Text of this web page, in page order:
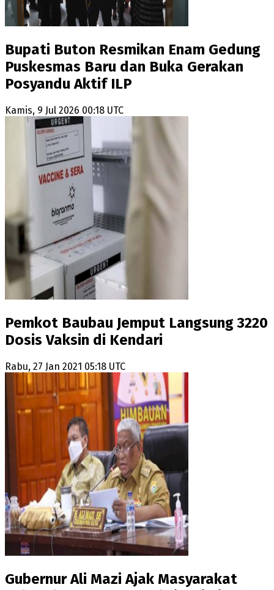
Bupati Buton Resmikan Enam Gedung
Puskesmas Baru dan Buka Gerakan
Posyandu Aktif ILP
Kamis, 9 Jul 2026 00:18 UTC
Pemkot Baubau Jemput Langsung 3220
Dosis Vaksin di Kendari
Rabu, 27 Jan 2021 05:18 UTC
Gubernur Ali Mazi Ajak Masyarakat